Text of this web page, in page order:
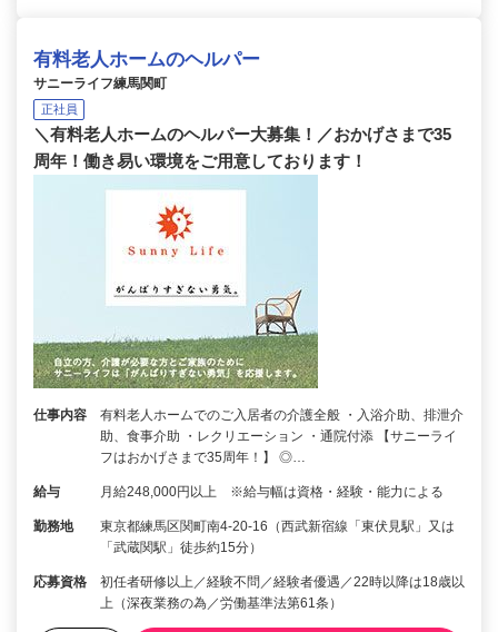
有料老人ホームのヘルパー
サニーライフ練馬関町
正社員
＼有料老人ホームのヘルパー大募集！／おかげさまで35
周年！働き易い環境をご用意しております！
仕事内容
有料老人ホームでのご入居者の介護全般 ・入浴介助、排泄介
助、食事介助 ・レクリエーション ・通院付添 【サニーライ
フはおかげさまで35周年！】 ◎…
給与 月給248,000円以上 ※給与幅は資格・経験・能力による
勤務地
東京都練馬区関町南4-20-16（西武新宿線「東伏見駅」又は
「武蔵関駅」徒歩約15分）
応募資格
初任者研修以上／経験不問／経験者優遇／22時以降は18歳以
上（深夜業務の為／労働基準法第61条）